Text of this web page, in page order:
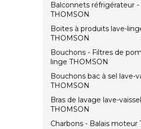
Balconnets réfrigérateur
THOMSON
Boites à produits lave-
THOMSON
Bouchons - Filtres de
linge THOMSON
Bouchons bac à sel lave-
THOMSON
Bras de lavage lave-
THOMSON
Charbons - Balais moteur